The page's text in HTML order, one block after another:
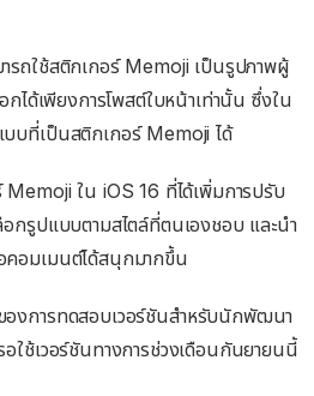
รถใช้สติกเกอร์ Memoji เป็นรูปภาพผู้
กได้เพียงการโพสต์ใบหน้าเท่านั้น ซึ่งใน
บที่เป็นสติกเกอร์ Memoji ได้
Memoji ใน iOS 16 ที่ได้เพิ่มการปรับ
อกรูปแบบตามสไตล์ที่ตนเองชอบ และนำ
คอมเมนต์ได้สนุกมากขึ้น
งการทดสอบเวอร์ชันสำหรับนักพัฒนา
ช้เวอร์ชันทางการช่วงเดือนกันยายนนี้